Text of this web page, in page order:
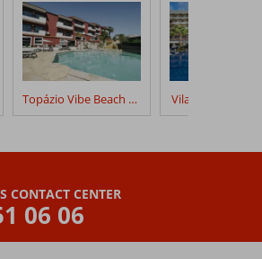
Topázio Vibe Beach Hotel & Apartments Vila Gale Cerro
CONTACT CENTER
06 06